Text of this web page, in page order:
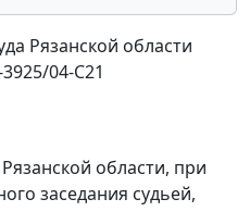
Рязанской области
04-С21
области, при
заседания судьей,